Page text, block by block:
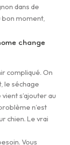
dans de
moment,
change
compliqué. On
le séchage
s’ajouter au
n’est
chien. Le vrai
Vous